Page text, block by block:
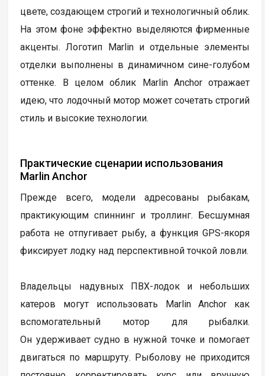
цвете, создающем строгий и технологичный облик.
На этом фоне эффектно выделяются фирменные
акценты. Логотип Marlin и отдельные элементы
отделки выполнены в динамичном сине-голубом
оттенке. В целом облик Marlin Anchor отражает
идею, что лодочный мотор может сочетать строгий
стиль и высокие технологии.
Практические сценарии использования
Marlin Anchor
Прежде всего, модели адресованы рыбакам,
практикующим спиннинг и троллинг. Бесшумная
работа не отпугивает рыбу, а функция GPS-якоря
фиксирует лодку над перспективной точкой ловли.
Владельцы надувных ПВХ-лодок и небольших
катеров могут использовать Marlin Anchor как
вспомогательный мотор для рыбалки.
Он удерживает судно в нужной точке и помогает
двигаться по маршруту. Рыболову не приходится